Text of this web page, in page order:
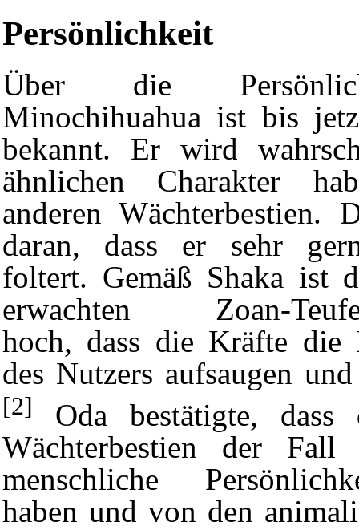
Persönlichkeit
Über die
Minochihuahua ist bis
bekannt. Er wird
ähnlichen Charakter
anderen Wächterbestien.
daran, dass er sehr
foltert. Gemäß Shaka ist
erwachten Zoan-
hoch, dass die Kräfte die
des Nutzers aufsaugen
[2]
Oda bestätigte,
Wächterbestien der
menschliche
haben und von den